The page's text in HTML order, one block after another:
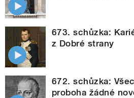
673. schůzka:
z Dobré strany
672. schůzka:
proboha žádné